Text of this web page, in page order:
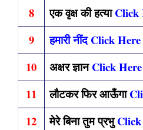
8
एक वृक्ष की हत्याClick
9
हमारी नींद Click Here
10
अक्षर ज्ञानClick Here
11
लौटकर फिर आऊँगा
12
मेरे बिना तुम प्रभु